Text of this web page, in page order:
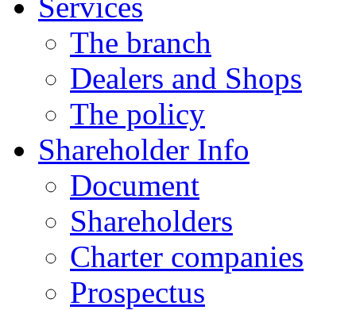
The branch
Dealers and Shops
The policy
Shareholder Info
Document
Shareholders
Charter companies
Prospectus